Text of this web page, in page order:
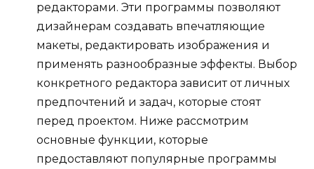
редакторами. Эти программы позволяют
дизайнерам создавать впечатляющие
макеты, редактировать изображения и
применять разнообразные эффекты. Выбор
конкретного редактора зависит от личных
предпочтений и задач, которые стоят
перед проектом. Ниже рассмотрим
основные функции, которые
предоставляют популярные программы